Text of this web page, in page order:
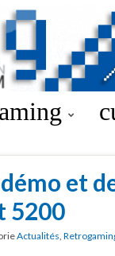
et
5200
Actualités,